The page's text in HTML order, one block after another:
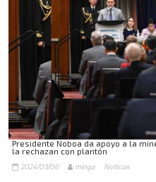
Presidente Noboa da apoyo a la
la rechazan con plantón
2024/03/06 minga Noticias